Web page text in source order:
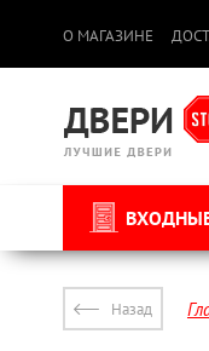
О МАГАЗИНЕ
Назад